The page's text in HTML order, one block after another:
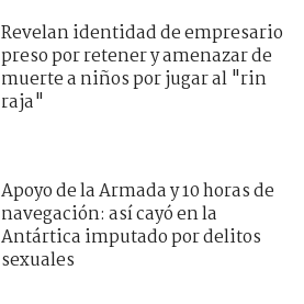
Revelan identidad de empresario
preso por retener y amenazar de
muerte a niños por jugar al "rin
raja"
Apoyo de la Armada y 10 horas de
navegación: así cayó en la
Antártica imputado por delitos
sexuales